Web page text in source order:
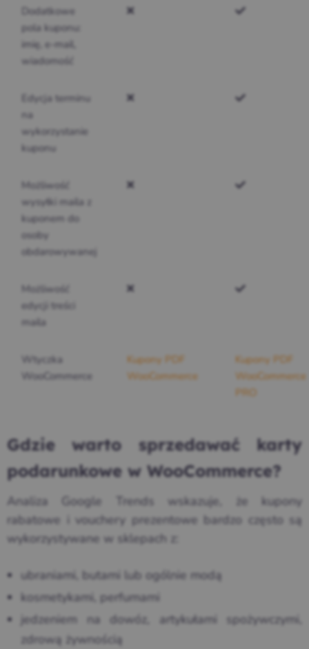
Dodatkowe
pola kuponu:
imię, e-mail,
wiadomość
Edycja terminu
na
wykorzystanie
kuponu
Możliwość
wysyłki maila z
kuponem do
osoby
obdarowywanej
Możliwość
edycji treści
maila
Wtyczka
WooCommerce
Kupony PDF
WooCommerce
Kupony PDF
WooCommerce
PRO
Gdzie warto sprzedawać karty
podarunkowe w WooCommerce?
Analiza Google Trends wskazuje, że kupony
rabatowe i vouchery prezentowe bardzo często są
wykorzystywane w sklepach z:
ubraniami, butami lub ogólnie modą
kosmetykami, perfumami
jedzeniem na dowóz, artykułami spożywczymi,
zdrową żywnością